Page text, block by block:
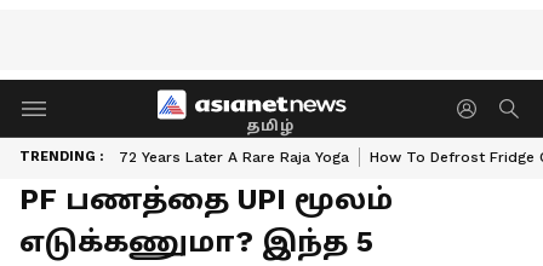
தமிழ்
TRENDING : 72 Years Later A Rare Raja Yoga How To Defrost Fridge
PF பணத்தை UPI மூலம்
எடுக்கணுமா? இந்த 5